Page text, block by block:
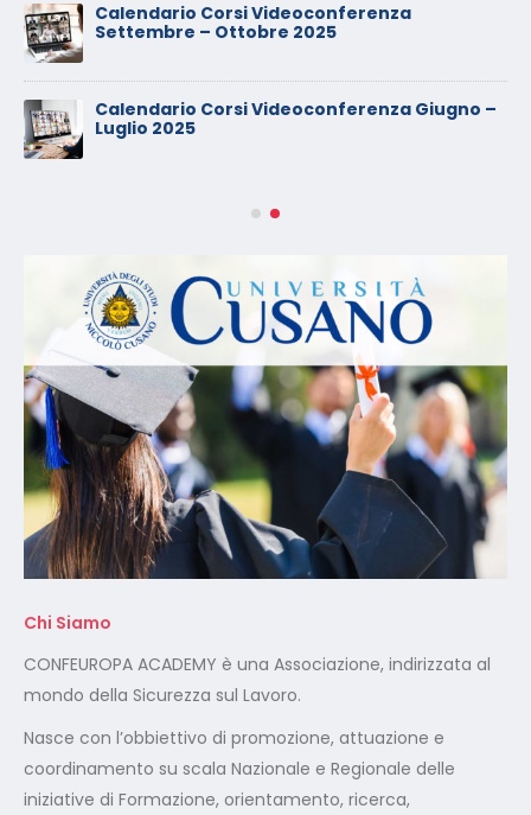
Calendario Corsi Videoconferenza
Settembre – Ottobre 2025
Calendario Corsi Videoconferenza Giugno –
Luglio 2025
Chi Siamo
CONFEUROPA ACADEMY è una Associazione, indirizzata al
mondo della Sicurezza sul Lavoro.
Nasce con l’obbiettivo di promozione, attuazione e
coordinamento su scala Nazionale e Regionale delle
iniziative di Formazione, orientamento, ricerca,